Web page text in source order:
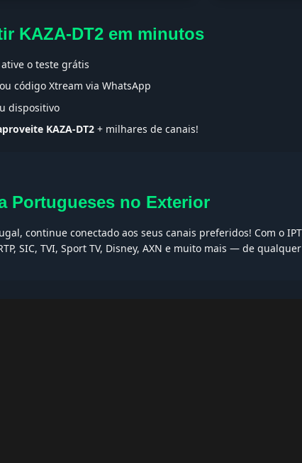
KAZA-DT2 em minutos
o teste grátis
código Xtream via WhatsApp
dispositivo
KAZA-DT2 + milhares de canais!
Portugueses no Exterior
continue conectado aos seus canais preferidos! Com o
SIC, TVI, Sport TV, Disney, AXN e muito mais — de